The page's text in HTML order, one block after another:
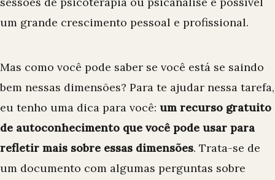
um grande crescimento pessoal e profissional.
Mas como você pode saber se você está se saindo
bem nessas dimensões? Para te ajudar nessa tarefa,
eu tenho uma dica para você: um recurso gratuito
de autoconhecimento que você pode usar para
refletir mais sobre essas dimensões. Trata-se de
um documento com algumas perguntas sobre